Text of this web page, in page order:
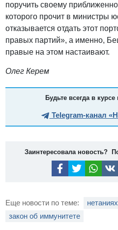
поручить своему
которого прочит в министры
отказывается отдать этот
правых партий», а именно,
правые на этом настаивают.
Олег Керем
Будьте всегда в
Telegram-канал
Заинтересовала новость?
Еще новости по теме:
закон об иммунитете